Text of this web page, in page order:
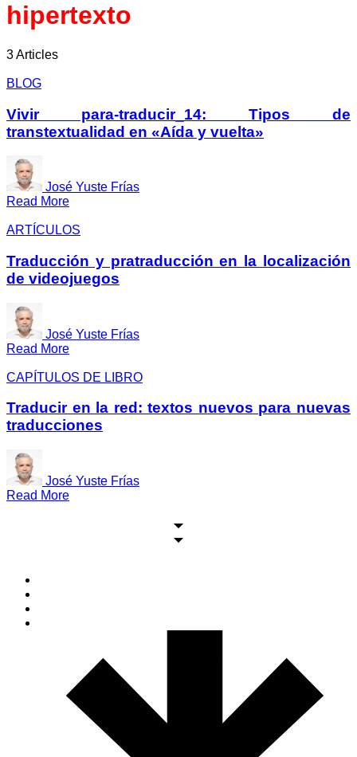
hipertexto
3 Articles
BLOG
Vivir para-traducir_14: Tipos de
transtextualidad en «Aída y vuelta»
José Yuste Frías
Read More
ARTÍCULOS
Traducción y pratraducción en la localización
de videojuegos
José Yuste Frías
Read More
CAPÍTULOS DE LIBRO
Traducir en la red: textos nuevos para nuevas
traducciones
José Yuste Frías
Read More